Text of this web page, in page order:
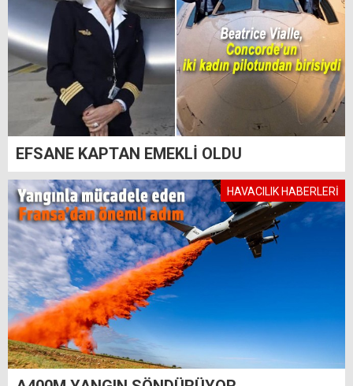
EFSANE KAPTAN EMEKLİ OLDU
HAVACILIK HABERLERİ